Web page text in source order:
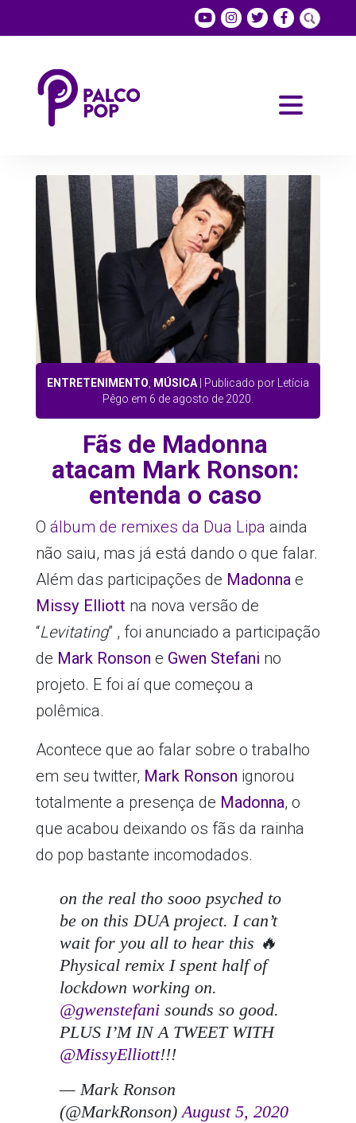
ENTRETENIMENTO MÚSICA| Publicado por Letícia
Pêgo em 6 de agosto de 2020.
Fãs de Madonna
atacam Mark Ronson:
entenda o caso
O álbum de remixes da Dua Lipa ainda
não saiu, mas já está dando o que falar.
Além das participações de Madonnae
Missy Elliott na nova versão de
“Levitating” , foi anunciado a participação
de Mark Ronson e Gwen Stefani no
projeto. E foi aí que começou a
polêmica.
Acontece que ao falar sobre o trabalho
em seu twitter, Mark Ronson ignorou
totalmente a presença de Madonna, o
que acabou deixando os fãs da rainha
do pop bastante incomodados.
on the real tho sooo psyched to
be on this DUA project. I can’t
wait for you all to hear this 🔥
Physical remix I spent half of
lockdown working on.
@gwenstefanisounds so good.
PLUS I’M IN A TWEET WITH
@MissyElliott!!!
— Mark Ronson
(@MarkRonson)August 5, 2020